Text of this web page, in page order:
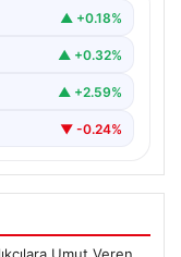
▲ +0.18%
▲ +0.32%
▲ +2.59%
▼ -0.24%